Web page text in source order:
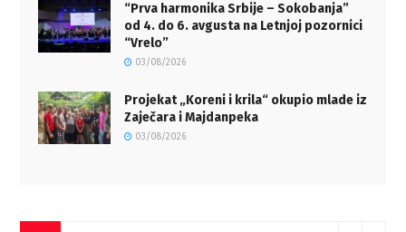
“Prva harmonika Srbije – Sokobanja”
od 4. do 6. avgusta na Letnjoj pozornici
“Vrelo”
03/08/2026
Projekat „Koreni i krila“ okupio mlade iz
Zaječara i Majdanpeka
03/08/2026